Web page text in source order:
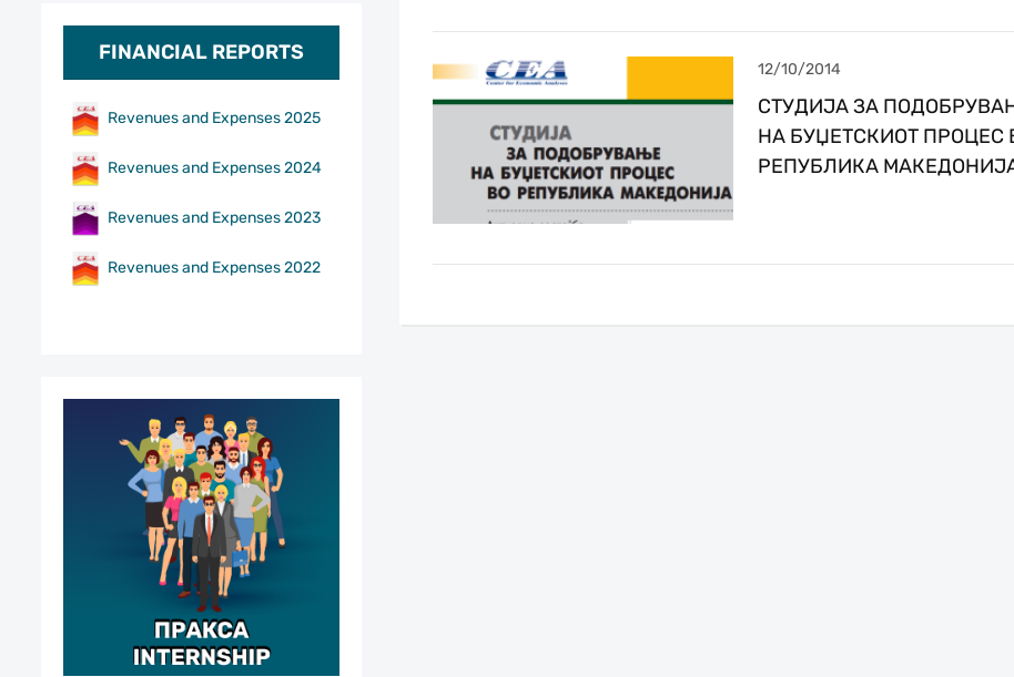
FINANCIAL REPORTS
Revenues and Expenses 2025
Revenues and Expenses 2024
Revenues and Expenses 2023
Revenues and Expenses 2022
12/10/2014
СТУДИЈА ЗА
НА БУЏЕТСКИОТ ПРОЦЕС
РЕПУБЛИКА